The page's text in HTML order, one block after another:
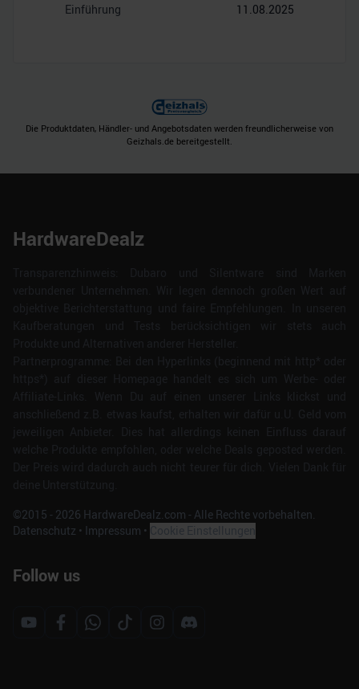
Einführung 11.08.2025
Die Produktdaten, Händler- und Angebotsdaten werden freundlicherweise von
Geizhals.de bereitgestellt.
HardwareDealz
©2015 - 2026 HardwareDealz.com - Alle Rechte vorbehalten.
Datenschutz • Impressum •
Follow us